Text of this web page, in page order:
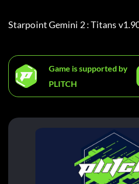
Starpoint Gemini 2 : Titans
Game is supported by
PLITCH